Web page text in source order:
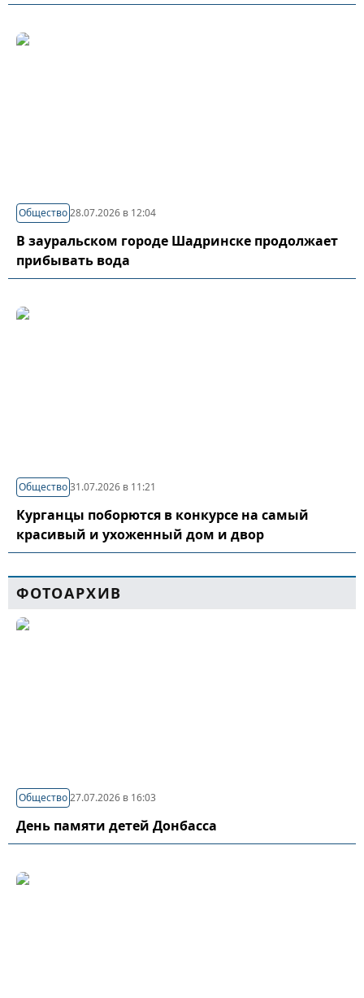
Общество28.07.2026 в 12:04
В зауральском городе Шадринске продолжает
прибывать вода
Общество31.07.2026 в 11:21
Курганцы поборются в конкурсе на самый
красивый и ухоженный дом и двор
ФОТОАРХИВ
Общество27.07.2026 в 16:03
День памяти детей Донбасса